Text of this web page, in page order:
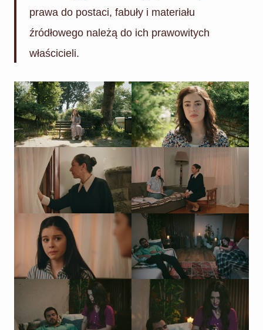
prawa do postaci, fabuły i materiału
źródłowego należą do ich prawowitych
właścicieli.